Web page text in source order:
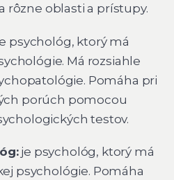
rôzne oblasti a prístupy.
psychológ, ktorý má
Má rozsiahle
Pomáha pri
porúch pomocou
testov.
je psychológ, ktorý má
psychológie. Pomáha